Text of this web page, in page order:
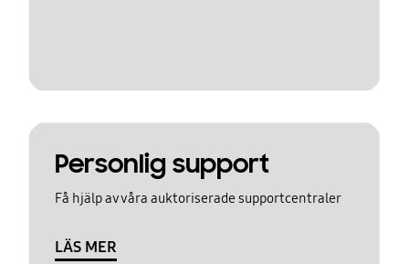
Personlig support
Få hjälp av våra auktoriserade supportcentraler
LÄS MER